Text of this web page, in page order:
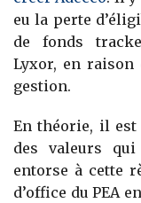
eu la perte
de fonds
Lyxor, en raison
gestion.
En théorie, il est
des valeurs
entorse à cette
d’office du PEA